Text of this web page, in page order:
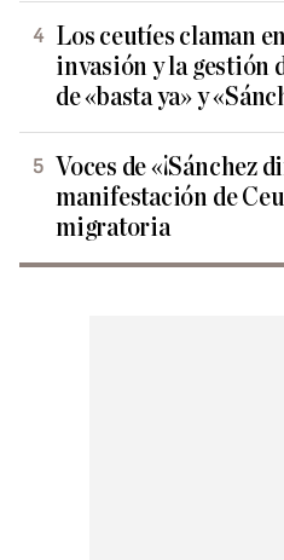
Los ceutíes claman
invasión y la gestión
de «basta ya» y
Voces de «¡Sánchez
manifestación de
migratoria